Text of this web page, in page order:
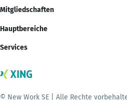
Mitgliedschaften
Hauptbereiche
Services
© New Work SE | Alle Rechte